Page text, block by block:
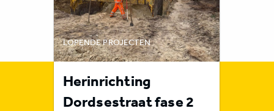
LOPENDE PROJECTEN
Herinrichting
Dordsestraat fase 2